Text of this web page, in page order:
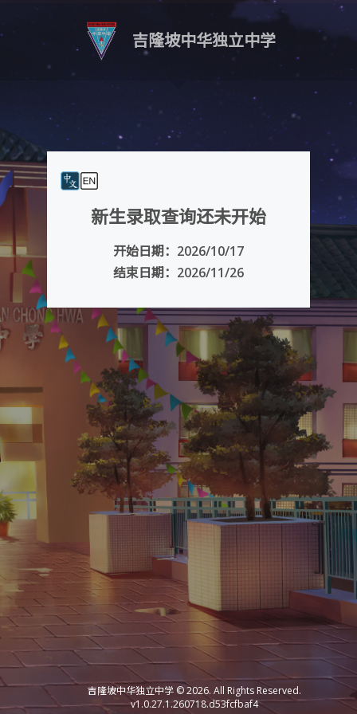
吉隆坡中华独立中学
新生录取查询还未开始
开始日期：2026/10/17
结束日期：2026/11/26
吉隆坡中华独立中学 © 2026. All Rights Reserved.
v1.0.27.1.260718.d53fcfbaf4